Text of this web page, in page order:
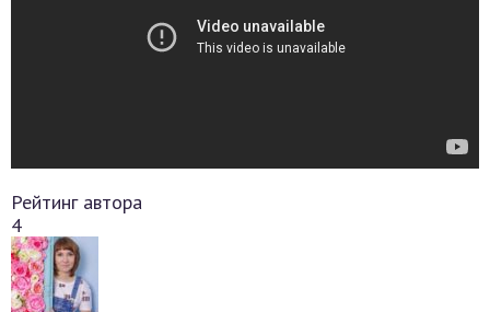
Рейтинг автора
4